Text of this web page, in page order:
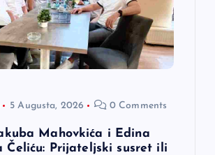
5 Augusta, 2026 0 Comments
Mahovkića i Edina
Čeliću: Prijateljski susret ili